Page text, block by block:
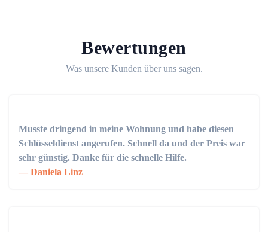
Bewertungen
Was unsere Kunden über uns sagen.
Musste dringend in meine Wohnung und habe diesen
Schlüsseldienst angerufen. Schnell da und der Preis war
sehr günstig. Danke für die schnelle Hilfe.
Daniela Linz